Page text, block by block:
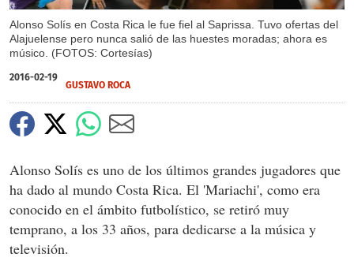
Alonso Solís en Costa Rica le fue fiel al Saprissa. Tuvo ofertas del
Alajuelense pero nunca salió de las huestes moradas; ahora es
músico. (FOTOS: Cortesías)
2016-02-19
GUSTAVO ROCA
Alonso Solís es uno de los últimos grandes jugadores que
ha dado al mundo Costa Rica. El 'Mariachi', como era
conocido en el ámbito futbolístico, se retiró muy
temprano, a los 33 años, para dedicarse a la música y
televisión.